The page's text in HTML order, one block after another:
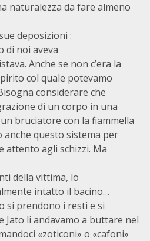
naturalezza da fare almeno
deposizioni :
di noi aveva
Anche se non c’era la
col quale potevamo
considerare che
di un corpo in una
bruciatore con la fiammella
anche questo sistema per
attento agli schizzi. Ma
della vittima, lo
intatto il bacino…
si prendono i resti e si
Jato li andavamo a buttare nel
«zoticoni» o «cafoni»